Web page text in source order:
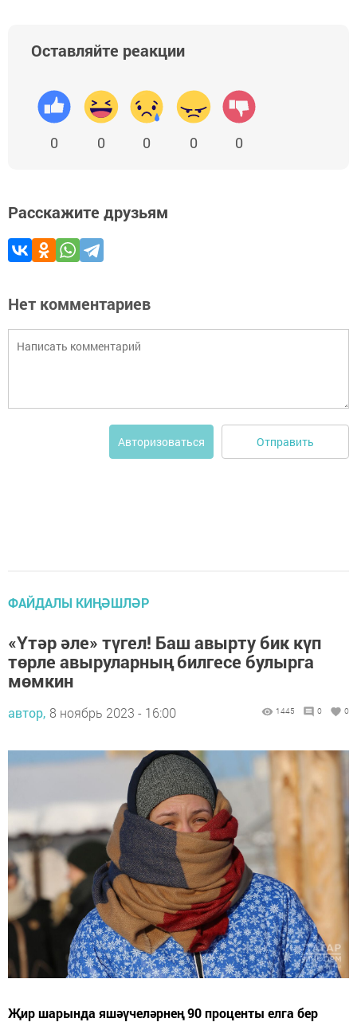
Оставляйте реакции
0 0 0 0 0
Расскажите друзьям
Нет комментариев
Авторизоваться Отправить
ФАЙДАЛЫ КИҢӘШЛӘР
«Үтәр әле» түгел! Баш авырту бик күп
төрле авыруларның билгесе булырга
мөмкин
автор, 8 ноябрь 2023 - 16:00 1445 0 0
Җир шарында яшәүчеләрнең 90 проценты елга бер